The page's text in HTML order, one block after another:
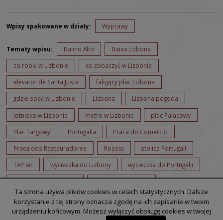
Wpisy spakowane w działy: Wyprawy
Tematy wpisu: Bairro Alto Baixa Lizbona
co robić w Lizbonie co zobaczyć w Lizbonie
elevator de Santa Justa falujący plac Lizbona
gdzie spać w Lizbonie Lizbona Lizbona pogoda
lotnisko w Lizbonie metro w Lizbonie plac Pałacowy
Plac Targowy Portugalia Praca do Comercio
Praca dos Restauradores Rossio stolica Portugali
TAP air wycieczka do Lizbony wycieczka do Portugalii
z Bergamo do Lizbony zwiedzanie Lizbony
zwiedzanie Portugalii
Ta strona używa plików cookies w celach statystycznych. Dalsze
korzystanie z tej strony oznacza zgodę na ich zapisanie w twoim
urządzeniu końcowym. Możesz wyłączyć obsługę cookies w twojej